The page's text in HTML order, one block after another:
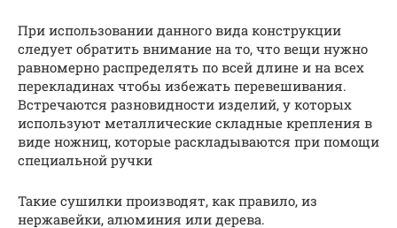
При использовании данного вида конструкции
следует обратить внимание на то, что вещи нужно
равномерно распределять по всей длине и на всех
перекладинах чтобы избежать перевешивания.
Встречаются разновидности изделий, у которых
используют металлические складные крепления в
виде ножниц, которые раскладываются при помощи
специальной ручки
Такие сушилки производят, как правило, из
нержавейки, алюминия или дерева.